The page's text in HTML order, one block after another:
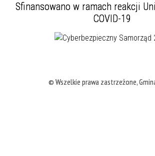
Sfinansowano w ramach reakcji
COVID-19
© Wszelkie prawa zastrzeżone,